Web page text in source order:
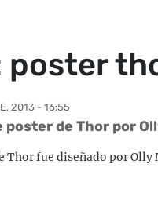
poster
2013 - 16:55
poster de Thor por
Thor fue diseñado por Olly